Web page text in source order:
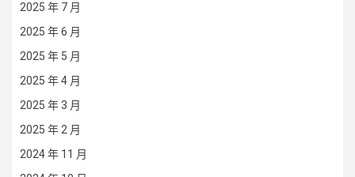
2025 年 7 月
2025 年 6 月
2025 年 5 月
2025 年 4 月
2025 年 3 月
2025 年 2 月
2024 年 11 月